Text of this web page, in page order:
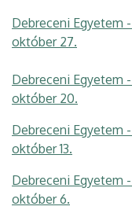
Debreceni Egyetem
október 27.
Debreceni Egyetem
október 20.
Debreceni Egyetem
október 13.
Debreceni Egyetem
október 6.